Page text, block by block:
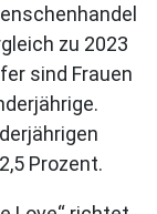
zu 2023
sind Frauen
Prozent.